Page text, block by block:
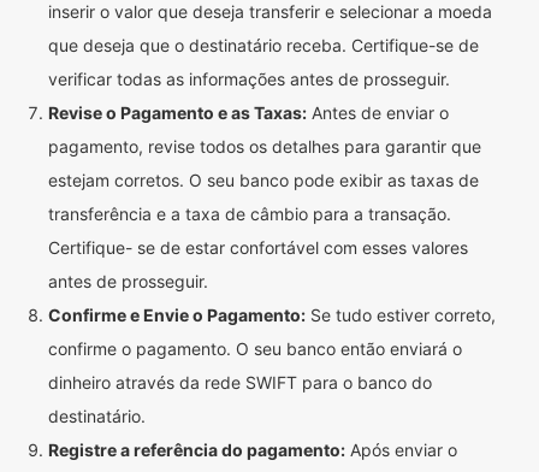
inserir o valor que deseja transferir e selecionar a moeda
que deseja que o destinatário receba. Certifique-se de
verificar todas as informações antes de prosseguir.
Revise o Pagamento e as Taxas: Antes de enviar o
pagamento, revise todos os detalhes para garantir que
estejam corretos. O seu banco pode exibir as taxas de
transferência e a taxa de câmbio para a transação.
Certifique- se de estar confortável com esses valores
antes de prosseguir.
Confirme e Envie o Pagamento: Se tudo estiver correto,
confirme o pagamento. O seu banco então enviará o
dinheiro através da rede SWIFT para o banco do
destinatário.
Registre a referência do pagamento: Após enviar o